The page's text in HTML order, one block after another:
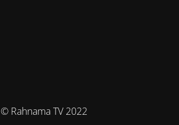
© Rahnama TV 2022